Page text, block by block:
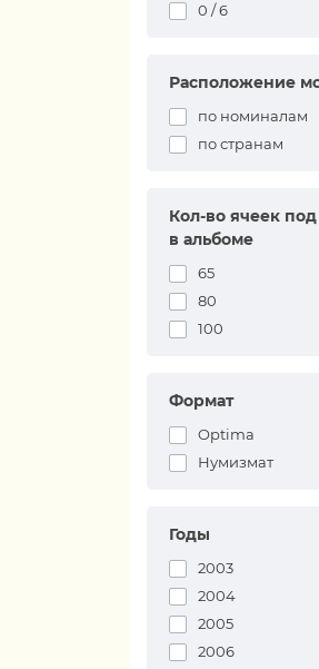
0 / 6
Расположение
по номиналам
по странам
Кол-во ячеек
в альбоме
65
80
100
Формат
Optima
Нумизмат
Годы
2003
2004
2005
2006